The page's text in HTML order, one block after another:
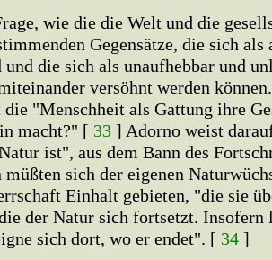
wie die die Welt und die
Gegensätze, die sich als
die sich als unaufhebbar und
versöhnt werden
die "Menschheit als Gattung ihre
macht?" [ 33 ] Adorno weist
ist", aus dem Bann des
müßten sich der eigenen
Einhalt gebieten, "die sie
der Natur sich fortsetzt. Insofern
sich dort, wo er endet". [ 34 ]